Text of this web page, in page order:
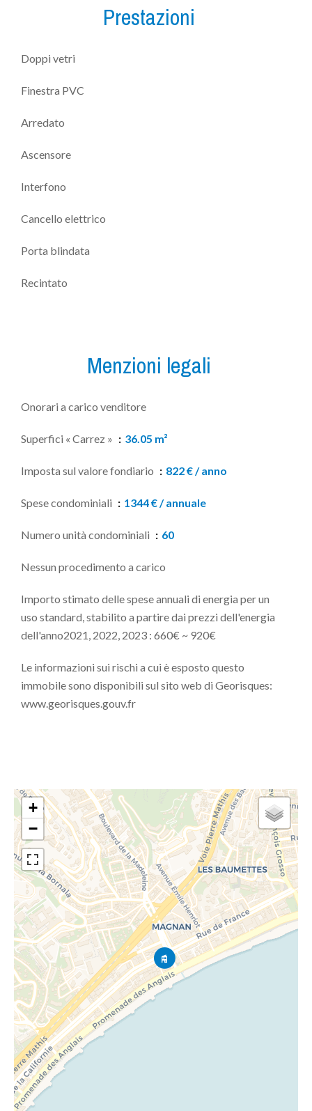
Prestazioni
Doppi vetri
Finestra PVC
Arredato
Ascensore
Interfono
Cancello elettrico
Porta blindata
Recintato
Menzioni legali
Onorari a carico venditore
Superfici « Carrez » 36.05 m²
Imposta sul valore fondiario 822 € / anno
Spese condominiali 1344 € / annuale
Numero unità condominiali 60
Nessun procedimento a carico
Importo stimato delle spese annuali di energia per un
uso standard, stabilito a partire dai prezzi dell'energia
dell'anno2021, 2022, 2023 : 660€ ~ 920€
Le informazioni sui rischi a cui è esposto questo
immobile sono disponibili sul sito web di Georisques:
www.georisques.gouv.fr
+
−